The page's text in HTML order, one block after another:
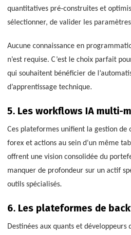
quantitatives pré-construites et
sélectionner, de valider les
Aucune connaissance en
n’est requise. C’est le choix parfait
qui souhaitent bénéficier de
d’apprentissage technique.
5. Les workflows IA multi-
Ces plateformes unifient la gestion de
forex et actions au sein d’un même
offrent une vision consolidée du
manquer de profondeur sur un actif
outils spécialisés.
6. Les plateformes de
Destinées aux quants et développeurs